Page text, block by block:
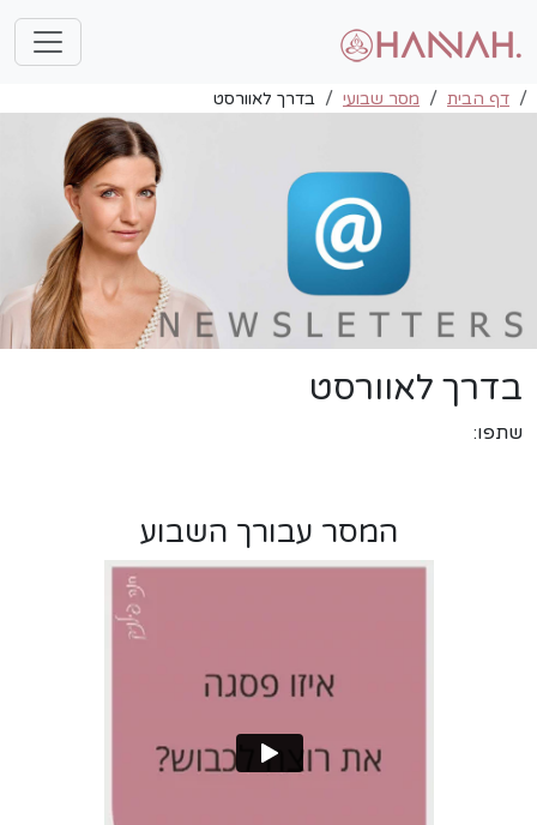
דף הבית מסר שבועי בדרך לאוורסט
בדרך לאוורסט
שתפו:
המסר עבורך השבוע